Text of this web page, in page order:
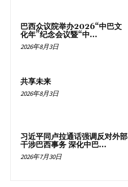
巴西众议院举办2026“中巴文
化年”纪念会议暨“中...
2026年8月3日
共享未来
2026年8月3日
习近平同卢拉通话强调反对外部
干涉巴西事务 深化中巴...
2026年7月30日